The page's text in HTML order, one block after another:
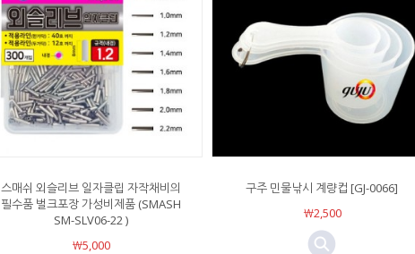
스매쉬 외슬리브 일자클립 자작채비의
필수품 벌크포장 가성비제품 (SMASH
SM-SLV06-22 )
￦5,000
구주 민물낚시 계량컵 [GJ-0066]
￦2,500